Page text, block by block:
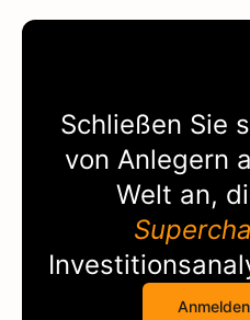
Schließen Sie
von Anlegern
Welt an,